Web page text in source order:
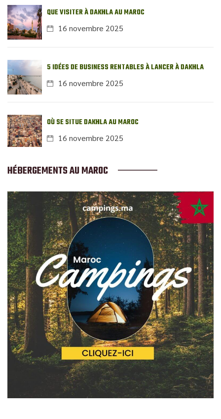
QUE VISITER À DAKHLA AU MAROC
16 novembre 2025
5 IDÉES DE BUSINESS RENTABLES À LANCER À DAKHLA
16 novembre 2025
OÙ SE SITUE DAKHLA AU MAROC
16 novembre 2025
HÉBERGEMENTS AU MAROC